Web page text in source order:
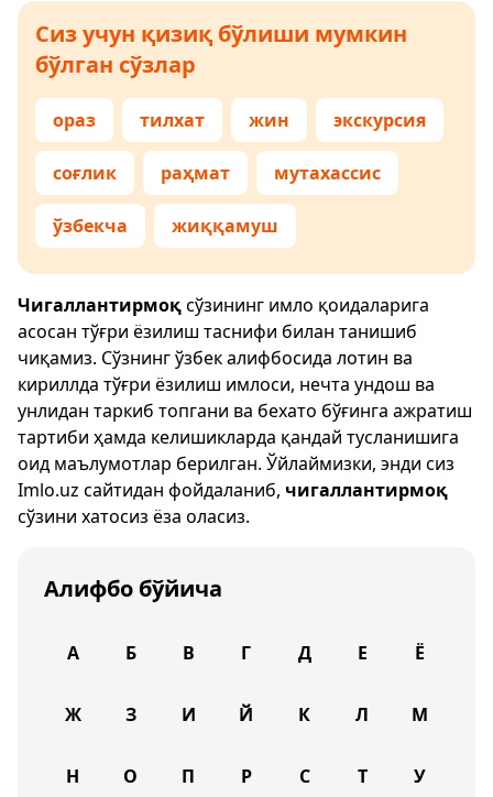
Сиз учун қизиқ бўлиши мумкин
бўлган сўзлар
ораз тилхат жин экскурсия
соғлик раҳмат мутахассис
ўзбекча жиққамуш
Чигаллантирмоқсўзининг имло қоидаларига
асосан тўғри ёзилиш таснифи билан танишиб
чиқамиз. Сўзнинг ўзбек алифбосида лотин ва
кириллда тўғри ёзилиш имлоси, нечта ундош ва
унлидан таркиб топгани ва бехато бўғинга ажратиш
тартиби ҳамда келишикларда қандай тусланишига
оид маълумотлар берилган. Ўйлаймизки, энди сиз
Imlo.uz сайтидан фойдаланиб, чигаллантирмоқ
сўзини хатосиз ёза оласиз.
Алифбо бўйича
А Б В Г Д Е Ё
Ж З И Й К Л М
Н О П Р С Т У